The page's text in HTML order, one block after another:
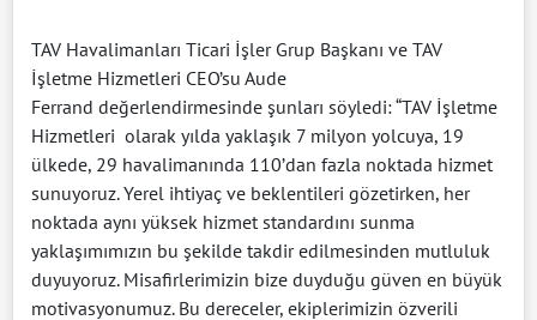
TAV Havalimanları Ticari İşler Grup Başkanı ve TAV
İşletme Hizmetleri CEO’su Aude
Ferrand değerlendirmesinde şunları söyledi: “TAV İşletme
Hizmetleri olarak yılda yaklaşık 7 milyon yolcuya, 19
ülkede, 29 havalimanında 110’dan fazla noktada hizmet
sunuyoruz. Yerel ihtiyaç ve beklentileri gözetirken, her
noktada aynı yüksek hizmet standardını sunma
yaklaşımımızın bu şekilde takdir edilmesinden mutluluk
duyuyoruz. Misafirlerimizin bize duyduğu güven en büyük
motivasyonumuz. Bu dereceler, ekiplerimizin özverili